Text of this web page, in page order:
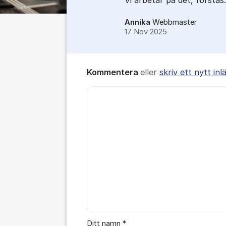
Annika Webbmaster
17 Nov 2025
Kommentera eller skriv ett nytt
Ditt namn *